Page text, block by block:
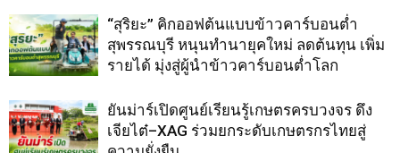
“สุริยะ” คิกออฟต้นแบบข้าวคาร์บอนต่ำ
สุพรรณบุรี หนุนทำนายุคใหม่ ลดต้นทุน เพิ่ม
รายได้ มุ่งสู่ผู้นำข้าวคาร์บอนต่ำโลก
ยันม่าร์เปิดศูนย์เรียนรู้เกษตรครบวงจร ดึง
เจียไต๋–XAG ร่วมยกระดับเกษตรกรไทยสู่